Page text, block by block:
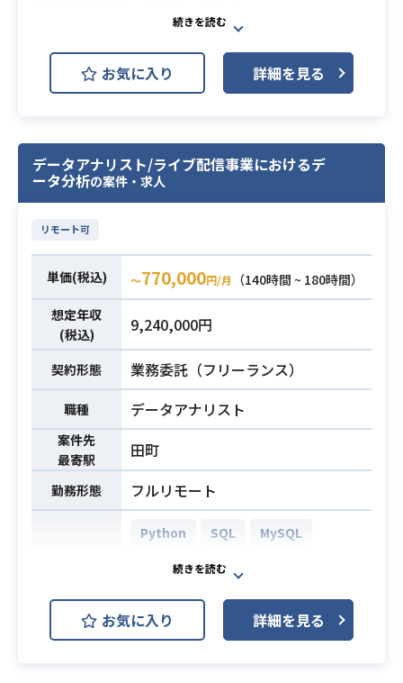
業務内容
■具体的な業務内容
- 事業担当者との対話を通じた課題抽
出・仮説構築
- 分析設計から実施、資料作成、報告
び施策の効果検証
- KPIの設計・モニタリング、事業運
営に必要なデータの抽出・取りまと
支援
- ダッシュボードの設計・構築・運用
サポート
など
必須スキル
・事業会社またはコンサルティング
会社における、SQL・Python・R等
を用いたデータ分析の実務経験（目
安3年以上）
・課題抽出から分析設計・実施・報
告までの一連を、自ら主導して遂行
した経験
・事業担当者と対話しながら分析要
件を定義し、分析結果を意思決定に
接続した経験
に整理し、自ら相談・報告できるコ
ミュニケーション能力
お気に入り 詳細を見る
データアナリスト/ライブ配信事業におけるデ
ータ分析の案件・求人
リモート可
単価(税込) 〜770,000円/月
（140時間 ~ 180時間）
想定年収
(税込)
9,240,000円
契約形態 業務委託（フリーランス）
職種 データアナリスト
案件先
最寄駅
田町
勤務形態 フルリモート
Python SQL
MySQL
AWS (Amazon Web Services)
GCP (Google Cloud Platform)
GitHub
Terraform
お気に入り 詳細を見る